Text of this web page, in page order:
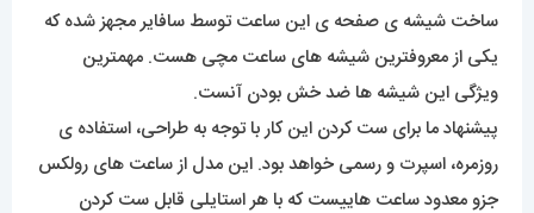
ساخت شیشه ی صفحه ی این ساعت توسط سافایر مجهز شده که
یکی از معروفترین شیشه های ساعت مچی هست. مهمترین
ویژگی این شیشه ها ضد خش بودن آنست.
پیشنهاد ما برای ست کردن این کار با توجه به طراحی، استفاده ی
روزمره، اسپرت و رسمی خواهد بود. این مدل از ساعت های رولکس
جزو معدود ساعت هاییست که با هر استایلی قابل ست کردن